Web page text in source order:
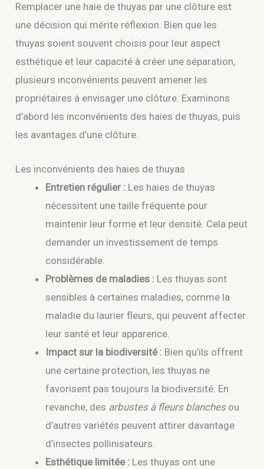
Remplacer une haie de thuyas par une clôture est
une décision qui mérite réflexion. Bien que les
thuyas soient souvent choisis pour leur aspect
esthétique et leur capacité à créer une séparation,
plusieurs inconvénients peuvent amener les
propriétaires à envisager une clôture. Examinons
d’abord les inconvénients des haies de thuyas, puis
les avantages d’une clôture.
Les inconvénients des haies de thuyas
Entretien régulier : Les haies de thuyas
nécessitent une taille fréquente pour
maintenir leur forme et leur densité. Cela peut
demander un investissement de temps
considérable.
Problèmes de maladies : Les thuyas sont
sensibles à certaines maladies, comme la
maladie du laurier fleurs, qui peuvent affecter
leur santé et leur apparence.
Impact sur la biodiversité : Bien qu’ils offrent
une certaine protection, les thuyas ne
favorisent pas toujours la biodiversité. En
revanche, des arbustes à fleurs blanchesou
d’autres variétés peuvent attirer davantage
d’insectes pollinisateurs.
Esthétique limitée : Les thuyas ont une